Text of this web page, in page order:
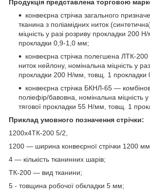
Продукція представлена торговою
конвеєрна стрічка загального
тканина з поліамідних ниток
міцність у разі розриву прокладки 200
прокладки 0,9-1,0 мм;
конвеєрна стрічка полегшена ЛТК-
ниток нейлону, номінальна міцність у
прокладки 200 Н/мм, товщ. 1 прокладки
конвеєрна стрічка БКНЛ-65 —
поліефір/бавовна, номінальна міцність у
тягової прокладки 55 Н/мм, товщ. 1
Приклад умовного позначення стрічки:
1200x4ТК-200 5/2,
1200 — ширина конвеєрної стрічки 1200
4 — кількість тканинних шарів;
ТК-200 — вид тканини;
5 - товщина робочої обкладки 5 мм;